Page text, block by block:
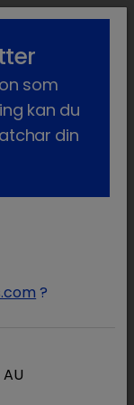
search menu
som
kan du
din
?
AU